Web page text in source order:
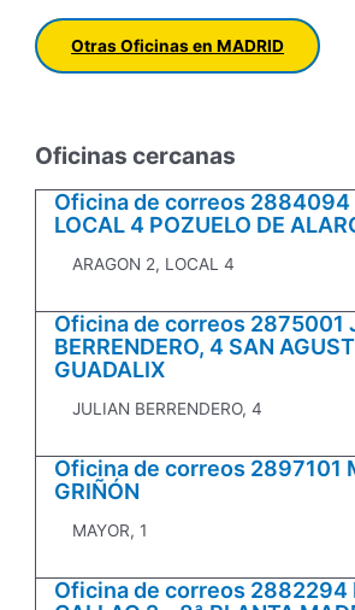
Otras Oficinas en MADRID
Oficinas cercanas
Oficina de correos 2884094
LOCAL 4 POZUELO DE
ARAGON 2, LOCAL 4
Oficina de correos 2875001
BERRENDERO, 4 SAN
GUADALIX
JULIAN BERRENDERO, 4
Oficina de correos 2897101
GRIÑÓN
MAYOR, 1
Oficina de correos 2882294